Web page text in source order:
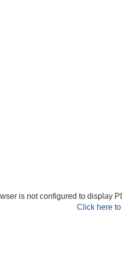
is not configured to display
Click here